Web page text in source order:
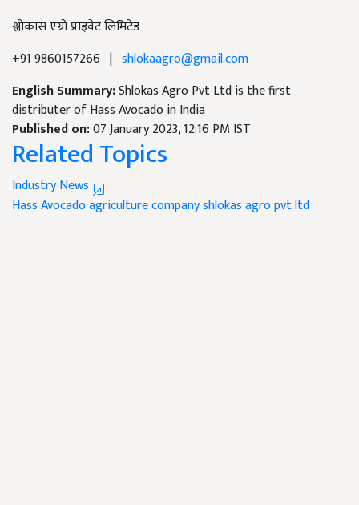
श्लोकास एग्रो प्राइवेट लिमिटेड
+91 9860157266 | shlokaagro@gmail.com
English Summary:Shlokas Agro Pvt Ltd is the first
distributer of Hass Avocado in India
Published on:07 January 2023, 12:16 PM IST
Related Topics
Industry News
Hass Avocadoagriculture companyshlokas agro pvt ltd